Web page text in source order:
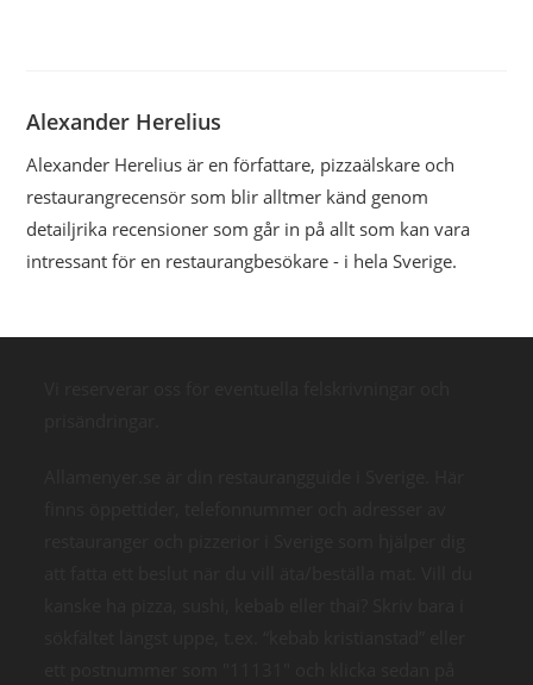
Alexander Herelius
Alexander Herelius är en författare, pizzaälskare och
restaurangrecensör som blir alltmer känd genom
detailjrika recensioner som går in på allt som kan vara
intressant för en restaurangbesökare - i hela Sverige.